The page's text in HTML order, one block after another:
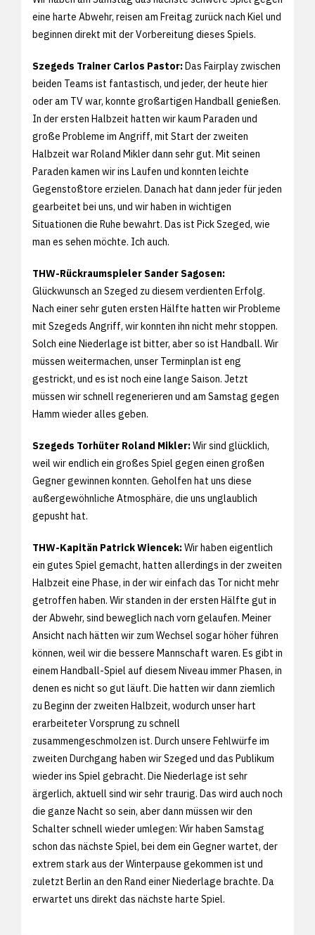
eine harte Abwehr, reisen am Freitag zurück nach Kiel und
beginnen direkt mit der Vorbereitung dieses Spiels.
Szegeds Trainer Carlos Pastor:Das Fairplay zwischen
beiden Teams ist fantastisch, und jeder, der heute hier
oder am TV war, konnte großartigen Handball genießen.
In der ersten Halbzeit hatten wir kaum Paraden und
große Probleme im Angriff, mit Start der zweiten
Halbzeit war Roland Mikler dann sehr gut. Mit seinen
Paraden kamen wir ins Laufen und konnten leichte
Gegenstoßtore erzielen. Danach hat dann jeder für jeden
gearbeitet bei uns, und wir haben in wichtigen
Situationen die Ruhe bewahrt. Das ist Pick Szeged, wie
man es sehen möchte. Ich auch.
THW-Rückraumspieler Sander Sagosen:
Glückwunsch an Szeged zu diesem verdienten Erfolg.
Nach einer sehr guten ersten Hälfte hatten wir Probleme
mit Szegeds Angriff, wir konnten ihn nicht mehr stoppen.
Solch eine Niederlage ist bitter, aber so ist Handball. Wir
müssen weitermachen, unser Terminplan ist eng
gestrickt, und es ist noch eine lange Saison. Jetzt
müssen wir schnell regenerieren und am Samstag gegen
Hamm wieder alles geben.
Szegeds Torhüter Roland Mikler:Wir sind glücklich,
weil wir endlich ein großes Spiel gegen einen großen
Gegner gewinnen konnten. Geholfen hat uns diese
außergewöhnliche Atmosphäre, die uns unglaublich
gepusht hat.
THW-Kapitän Patrick Wiencek:Wir haben eigentlich
ein gutes Spiel gemacht, hatten allerdings in der zweiten
Halbzeit eine Phase, in der wir einfach das Tor nicht mehr
getroffen haben. Wir standen in der ersten Hälfte gut in
der Abwehr, sind beweglich nach vorn gelaufen. Meiner
Ansicht nach hätten wir zum Wechsel sogar höher führen
können, weil wir die bessere Mannschaft waren. Es gibt in
einem Handball-Spiel auf diesem Niveau immer Phasen, in
denen es nicht so gut läuft. Die hatten wir dann ziemlich
zu Beginn der zweiten Halbzeit, wodurch unser hart
erarbeiteter Vorsprung zu schnell
zusammengeschmolzen ist. Durch unsere Fehlwürfe im
zweiten Durchgang haben wir Szeged und das Publikum
wieder ins Spiel gebracht. Die Niederlage ist sehr
ärgerlich, aktuell sind wir sehr traurig. Das wird auch noch
die ganze Nacht so sein, aber dann müssen wir den
Schalter schnell wieder umlegen: Wir haben Samstag
schon das nächste Spiel, bei dem ein Gegner wartet, der
extrem stark aus der Winterpause gekommen ist und
zuletzt Berlin an den Rand einer Niederlage brachte. Da
erwartet uns direkt das nächste harte Spiel.